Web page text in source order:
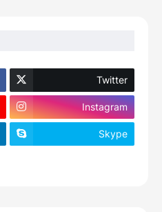
Twitter
Instagram
Skype